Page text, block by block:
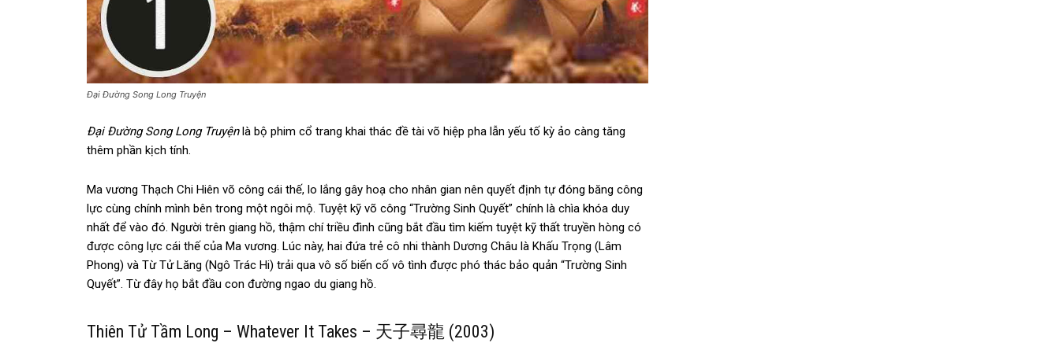
Đại Đường Song Long Truyện
Đại Đường Song Long Truyệnlà bộ phim cổ trang khai thác đề tài võ hiệp pha lẫn yếu tố kỳ ảo càng tăng
thêm phần kịch tính.
Ma vương Thạch Chi Hiên võ công cái thế, lo lắng gây hoạ cho nhân gian nên quyết định tự đóng băng công
lực cùng chính mình bên trong một ngôi mộ. Tuyệt kỹ võ công “Trường Sinh Quyết” chính là chìa khóa duy
nhất để vào đó. Người trên giang hồ, thậm chí triều đình cũng bắt đầu tìm kiếm tuyệt kỹ thất truyền hòng có
được công lực cái thế của Ma vương. Lúc này, hai đứa trẻ cô nhi thành Dương Châu là Khấu Trọng (Lâm
Phong) và Từ Tử Lăng (Ngô Trác Hi) trải qua vô số biến cố vô tình được phó thác bảo quản “Trường Sinh
Quyết”. Từ đây họ bắt đầu con đường ngao du giang hồ.
Thiên Tử Tầm Long – Whatever It Takes – 天子尋龍 (2003)